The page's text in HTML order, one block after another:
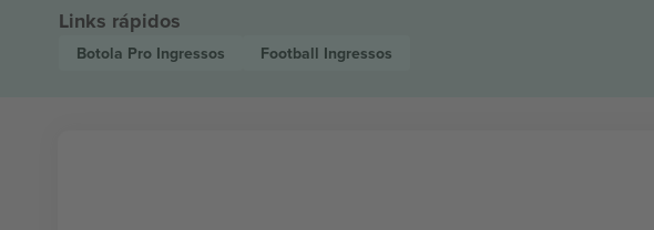
Links rápidos
Botola Pro Ingressos Football Ingressos